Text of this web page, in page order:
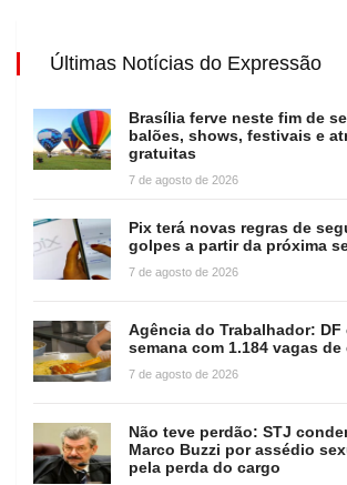
Últimas Notícias do Expressão
Brasília ferve neste fim de
balões, shows, festivais e
gratuitas
7 de agosto de 2026
Pix terá novas regras de
golpes a partir da próxima
7 de agosto de 2026
Agência do Trabalhador: DF
semana com 1.184 vagas de
7 de agosto de 2026
Não teve perdão: STJ
Marco Buzzi por assédio
pela perda do cargo